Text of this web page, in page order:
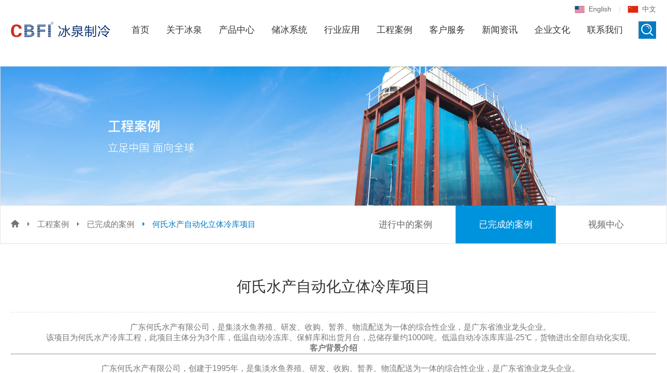
English 中文
首页 关于冰泉 产品中心 储冰系统 行业应用 工程案例 客户服务 新闻资讯 企业文化 联系我们
工程案例 已完成的案例 何氏水产自动化立体冷库项目 进行中的案例 已完成的案例 视频中心
何氏水产自动化立体冷库项目
广东何氏水产有限公司，是集淡水鱼养殖、研发、收购、暂养、物流配送为一体的综合性企业，是广东省渔业龙头企业。
该项目为何氏水产冷库工程，此项目主体分为3个库，低温自动冷冻库、保鲜库和出货月台，总储存量约1000吨。低温自动冷冻库库温-25℃，货物进出全部自动化实现。
客户背景介绍
广东何氏水产有限公司，创建于1995年，是集淡水鱼养殖、研发、收购、暂养、物流配送为一体的综合性企业，是广东省渔业龙头企业。